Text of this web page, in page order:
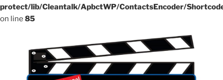
protect/lib/Cleantalk/ApbctWP/ContactsEncoder/
on line 85